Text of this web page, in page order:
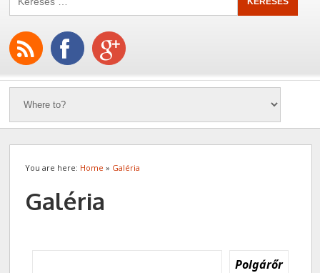
You are here: Home » Galéria
Galéria
Polgárőr